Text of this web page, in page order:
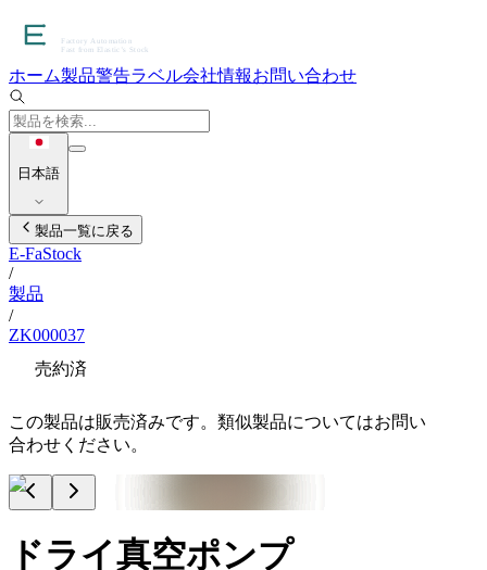
ホーム製品警告ラベル会社情報お問い合わせ
日本語
製品一覧に戻る
E-FaStock
/
製品
/
ZK000037
売約済
この製品は販売済みです。類似製品についてはお問い
合わせください。
ドライ真空ポンプ